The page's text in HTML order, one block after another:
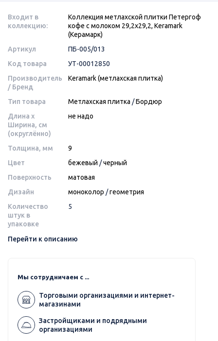
Входит в
коллекцию:
Коллекция метлахской плитки Петергоф
кофе с молоком 29,2х29,2, Keramark
(Керамарк)
Артикул
ПБ-005/013
Код товара
УТ-00012850
Производитель
/ Бренд
Keramark (метлахская плитка)
Тип товара Метлахская плитка /Бордюр
Длина x
Ширина, см
(округлённо)
не надо
Толщина, мм
9
Цвет
бежевый /черный
Поверхность
матовая
Дизайн
моноколор /геометрия
Количество
штук в
упаковке
5
Перейти к описанию
Мы сотрудничаем с ...
Торговыми организациями и интернет-
магазинами
Застройщиками и подрядными
организациями